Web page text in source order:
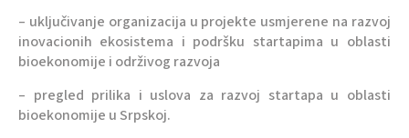
– uključivanje organizacija u projekte usmjerene na razvoj
inovacionih ekosistema i podršku startapima u oblasti
bioekonomije i održivog razvoja
– pregled prilika i uslova za razvoj startapa u oblasti
bioekonomije u Srpskoj.